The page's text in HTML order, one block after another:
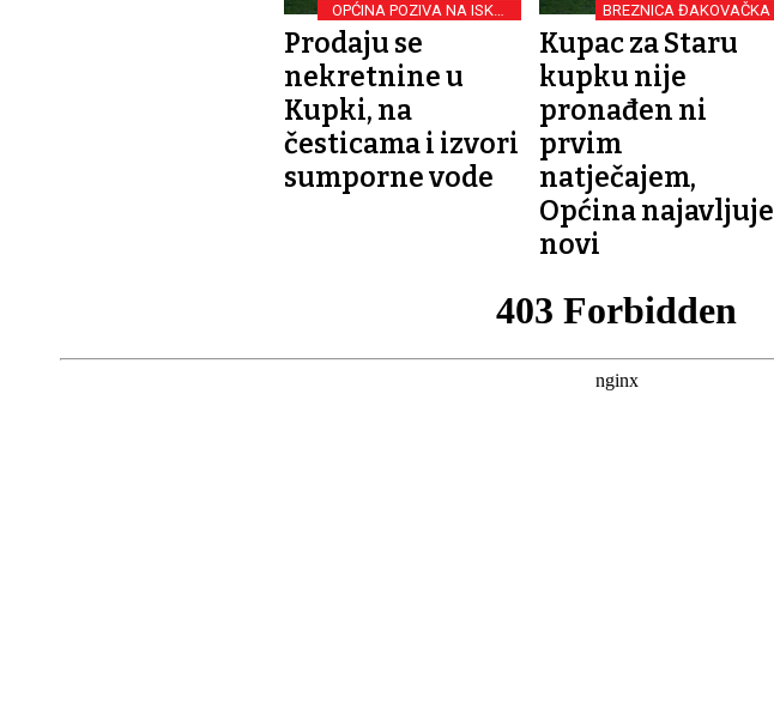
OPĆINA POZIVA NA ISKAZ
INTERESA
Prodaju se
nekretnine u
Kupki, na
česticama i izvori
sumporne vode
BREZNICA ĐAKOVAČKA
Kupac za Staru
kupku nije
pronađen ni
prvim
natječajem,
Općina najavljuje
novi